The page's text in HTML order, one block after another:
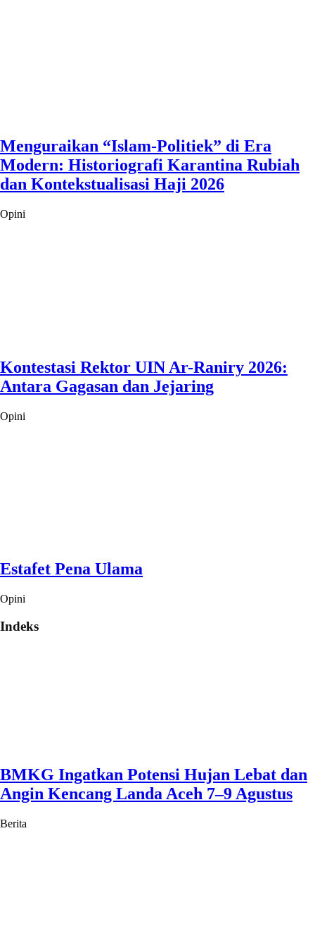
Menguraikan “Islam-Politiek” di Era
Modern: Historiografi Karantina Rubiah
dan Kontekstualisasi Haji 2026
Opini
Kontestasi Rektor UIN Ar-Raniry 2026:
Antara Gagasan dan Jejaring
Opini
Estafet Pena Ulama
Opini
Indeks
BMKG Ingatkan Potensi Hujan Lebat dan
Angin Kencang Landa Aceh 7–9 Agustus
Berita